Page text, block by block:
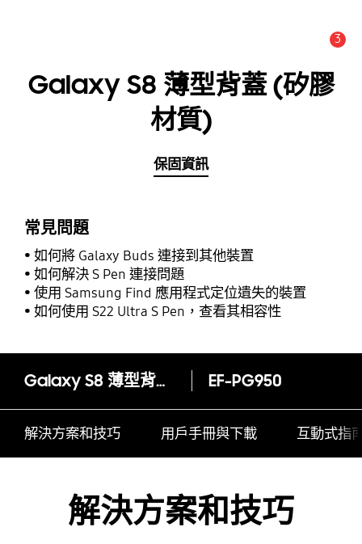
3
Galaxy S8 薄型背蓋 (矽膠
材質)
保固資訊
常見問題
如何將 Galaxy Buds 連接到其他裝置
如何解決 S Pen 連接問題
使用 Samsung Find 應用程式定位遺失的裝置
如何使用 S22 Ultra S Pen，查看其相容性
Galaxy S8 薄型背蓋 (矽膠材質) EF-PG950
解決方案和技巧 用戶手冊與下載 互動式指
解決方案和技巧